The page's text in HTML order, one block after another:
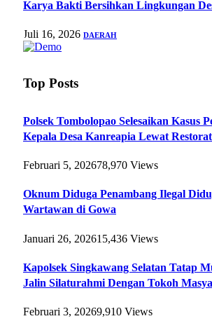
Karya Bakti Bersihkan Lingkungan
Juli 16, 2026 DAERAH
Top Posts
Polsek Tombolopao Selesaikan Kasus
Kepala Desa Kanreapia Lewat
Februari 5, 202678,970 Views
Oknum Diduga Penambang Ilegal
Wartawan di Gowa
Januari 26, 202615,436 Views
Kapolsek Singkawang Selatan Tatap
Jalin Silaturahmi Dengan Tokoh
Februari 3, 20269,910 Views